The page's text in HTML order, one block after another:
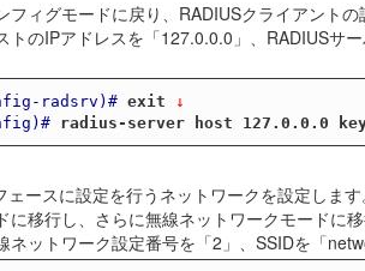
フィグモードに戻り、RADIUSクライアント
トのIPアドレスを「127.0.0.0」、RADIUSサ
radsrv)# exit ↓
radius-server host 127.0.0.0
ェースに設定を行うネットワークを設定しま
に移行し、さらに無線ネットワークモードに
ネットワーク設定番号を「2」、SSIDを「